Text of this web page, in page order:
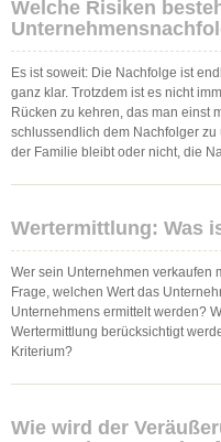
Welche Risiken
Es ist soweit: Die Nachfolge ist
ganz klar. Trotzdem ist es nicht
Rücken zu kehren, das man einst
schlussendlich dem Nachfolger
der Familie bleibt oder nicht, die
Wertermittlung: Was
Wer sein Unternehmen verkaufen
Frage, welchen Wert das
Unternehmens ermittelt werden?
Wertermittlung berücksichtigt
Kriterium?
Wie wird der